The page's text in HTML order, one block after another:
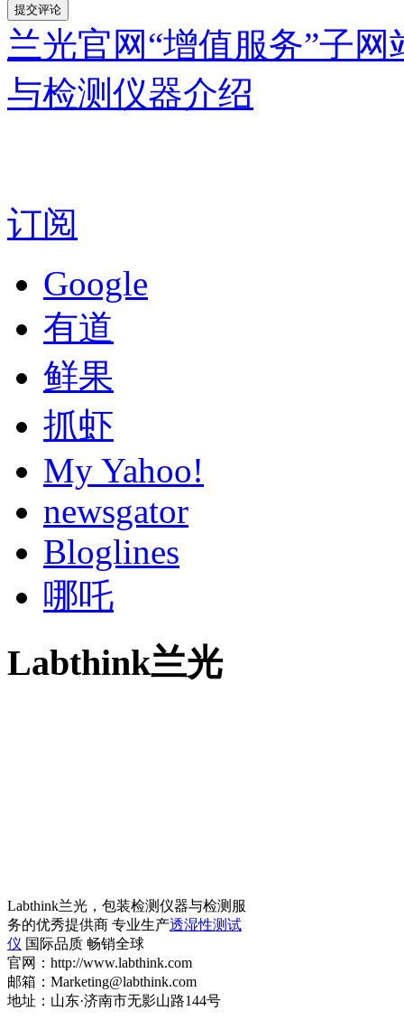
兰光官网“增值服务”子网
与检测仪器介绍
订阅
Google
有道
鲜果
抓虾
My Yahoo!
newsgator
Bloglines
哪吒
Labthink兰光
Labthink兰光，包装检测仪器与检测服
务的优秀提供商 专业生产透湿性测试
仪 国际品质 畅销全球
官网：http://www.labthink.com
邮箱：Marketing@labthink.com
地址：山东·济南市无影山路144号